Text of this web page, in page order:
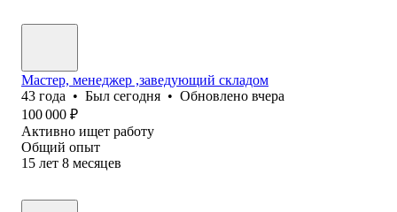
Мастер, менеджер ,заведующий складом
43 года • Был сегодня • Обновлено вчера
100 000 ₽
Активно ищет работу
Общий опыт
15 лет 8 месяцев